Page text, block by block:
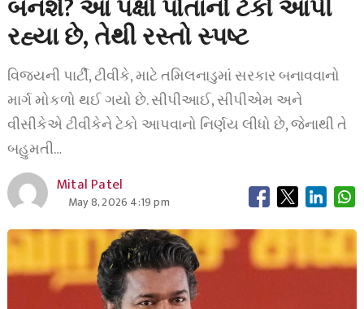
બનશે? આ પક્ષો પોતાનો ટેકો આપી
રહ્યા છે, તેથી રસ્તો સ્પષ્ટ
વિજયની પાર્ટી, ટીવીકે, માટે તમિલનાડુમાં સરકાર બનાવવાનો
માર્ગ મોકળો થઈ ગયો છે. સીપીઆઈ, સીપીએમ અને
વીસીકેએ ટીવીકેને ટેકો આપવાનો નિર્ણય લીધો છે, જેનાથી તે
બહુમતી…
Mital Patel
May 8, 2026 4:19 pm